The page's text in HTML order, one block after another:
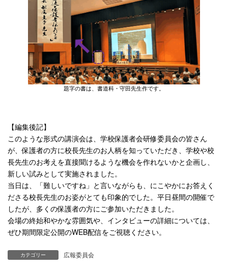
題字の書は、書道科・守田先生作です。
【編集後記】
このような形式の講演会は、学校保護者会研修委員会の皆さん
が、保護者の方に校長先生のお人柄を知っていただき、学校や校
長先生のお考えを直接聞けるような機会を作れないかと企画し、
新しい試みとして実施されました。
当日は、「難しいですね」と言いながらも、にこやかにお答えく
ださる校長先生のお姿がとても印象的でした。平日昼間の開催で
したが、多くの保護者の方にご参加いただきました。
会場の終始和やかな雰囲気や、インタビューの詳細については、
ぜひ期間限定公開のWEB配信をご視聴ください。
カテゴリー 広報委員会